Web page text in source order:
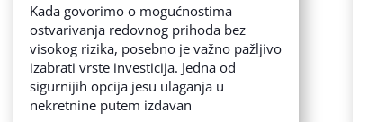
Kada govorimo o mogućnostima
ostvarivanja redovnog prihoda bez
visokog rizika, posebno je važno pažljivo
izabrati vrste investicija. Jedna od
sigurnijih opcija jesu ulaganja u
nekretnine putem izdavan